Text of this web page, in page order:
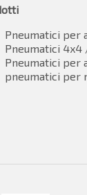
Pneumatici per
Pneumatici 4x4
Pneumatici per
pneumatici per